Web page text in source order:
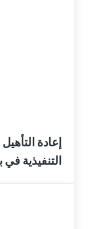
إعادة
التنفيذية في